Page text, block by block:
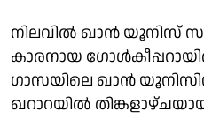
നിലവിൽ ഖാൻ യൂനിസ്
കാരനായ
ഗാസയിലെ ഖാൻ
ഖറാറയിൽ